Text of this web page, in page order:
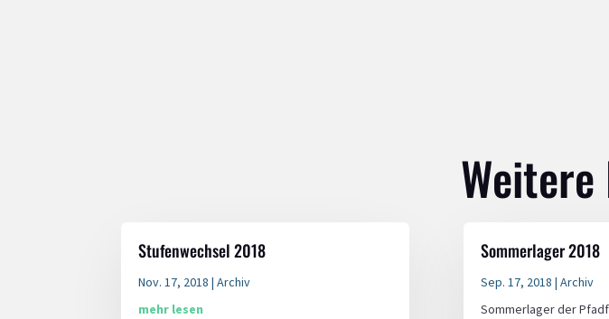
Stufenwechsel 2018
Nov. 17, 2018 |Archiv
mehr lesen
Sommerlager 2018
Sep. 17, 2018 | Archiv
Sommerlager der